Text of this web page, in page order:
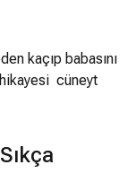
kaçıp babasını
cüneyt